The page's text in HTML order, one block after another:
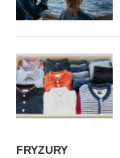
FRYZURY